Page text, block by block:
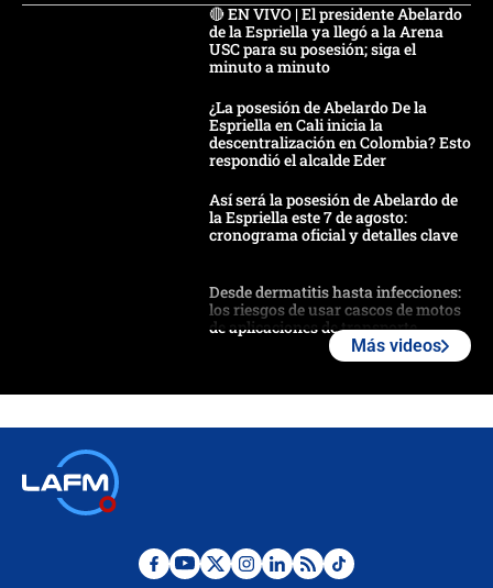
🔴 EN VIVO | El presidente Abelardo
de la Espriella ya llegó a la Arena
USC para su posesión; siga el
minuto a minuto
¿La posesión de Abelardo De la
Espriella en Cali inicia la
descentralización en Colombia? Esto
respondió el alcalde Eder
Así será la posesión de Abelardo de
la Espriella este 7 de agosto:
cronograma oficial y detalles clave
Desde dermatitis hasta infecciones:
los riesgos de usar cascos de motos
de aplicaciones de transporte
Posesión de Abelardo De La Espriella
Más videos